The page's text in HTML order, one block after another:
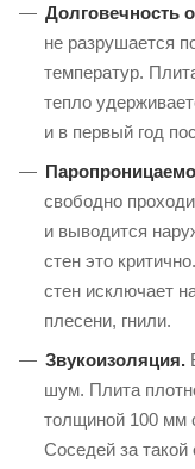
Долговечность
не разрушается
температур.
тепло
и в первый год
свободно
и выводится
стен это
стен исключает
плесени, гнили.
Звукоизоляция.
шум. Плита
толщиной 100 мм
Соседей за такой